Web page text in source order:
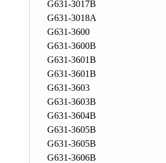
G631-3017B
G631-3018A
G631-3600
G631-3600B
G631-3601B
G631-3601B
G631-3603
G631-3603B
G631-3604B
G631-3605B
G631-3605B
G631-3606B